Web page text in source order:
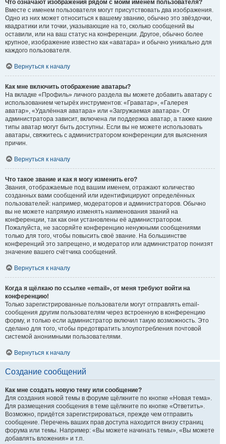
Что означают изображения рядом с моим именем пользователя?
Вместе с именем пользователя могут присутствовать два изображения.
Одно из них может относиться к вашему званию, обычно это звёздочки,
квадратики или точки, указывающие на то, сколько сообщений вы
оставили, или на ваш статус на конференции. Другое, обычно более
крупное, изображение известно как «аватара» и обычно уникально для
каждого пользователя.
Вернуться к началу
Как мне включить отображение аватары?
На вкладке «Профиль» личного раздела вы можете добавить аватару с
использованием четырёх инструментов: «Граватар», «Галерея
аватар», «Удалённая аватара» или «Загружаемая аватара». От
администратора зависит, включена ли поддержка аватар, а также какие
типы аватар могут быть доступны. Если вы не можете использовать
аватары, свяжитесь с администратором конференции для выяснения
причин.
Вернуться к началу
Что такое звание и как я могу изменить его?
Звания, отображаемые под вашим именем, отражают количество
созданных вами сообщений или идентифицируют определённых
пользователей: например, модераторов и администраторов. Обычно
вы не можете напрямую изменять наименования званий на
конференции, так как они установлены её администратором.
Пожалуйста, не засоряйте конференцию ненужными сообщениями
только для того, чтобы повысить своё звание. На большинстве
конференций это запрещено, и модератор или администратор понизят
значение вашего счётчика сообщений.
Вернуться к началу
Когда я щёлкаю по ссылке «email», от меня требуют войти на
конференцию!
Только зарегистрированные пользователи могут отправлять email-
сообщения другим пользователям через встроенную в конференцию
форму, и только если администратор включил такую возможность. Это
сделано для того, чтобы предотвратить злоупотребления почтовой
системой анонимными пользователями.
Вернуться к началу
Создание сообщений
Как мне создать новую тему или сообщение?
Для создания новой темы в форуме щёлкните по кнопке «Новая тема».
Для размещения сообщения в теме щёлкните по кнопке «Ответить».
Возможно, придётся зарегистрироваться, прежде чем отправить
сообщение. Перечень ваших прав доступа находится внизу страниц
форума или темы. Например: «Вы можете начинать темы», «Вы можете
добавлять вложения» и т.п.